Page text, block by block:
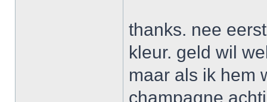
thanks. nee
kleur. geld wil
maar als ik hem
champagne